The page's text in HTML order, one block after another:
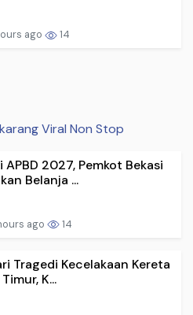
ago 14
Viral Non Stop
APBD 2027, Pemkot Bekasi
Belanja ...
ago 14
Tragedi Kecelakaan Kereta
K...